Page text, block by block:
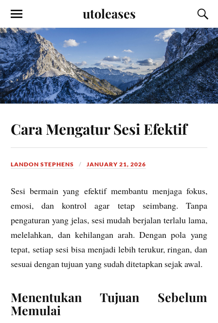
utoleases
Cara Mengatur Sesi Efektif
LANDON STEPHENS JANUARY 21, 2026
Sesi bermain yang efektif membantu menjaga fokus,
emosi, dan kontrol agar tetap seimbang. Tanpa
pengaturan yang jelas, sesi mudah berjalan terlalu lama,
melelahkan, dan kehilangan arah. Dengan pola yang
tepat, setiap sesi bisa menjadi lebih terukur, ringan, dan
sesuai dengan tujuan yang sudah ditetapkan sejak awal.
Menentukan Tujuan Sebelum
Memulai